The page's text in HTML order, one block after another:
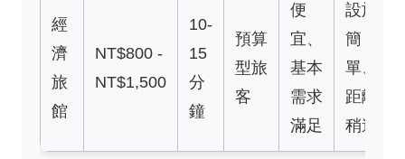
經
濟
旅
館
NT$800 -
NT$1,500
10-
15
分
鐘
預算
型旅
客
便
宜、
基本
需求
滿足
設施
簡
單、
距離
稍遠